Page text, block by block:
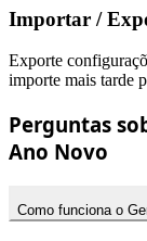
Importar /
Exporte
importe mais tarde
Perguntas
Ano Novo
Como funciona o